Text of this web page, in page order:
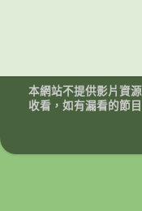
本網站不提供影片資
收看，如有漏看的節